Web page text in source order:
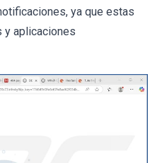
ya que estas
y aplicaciones